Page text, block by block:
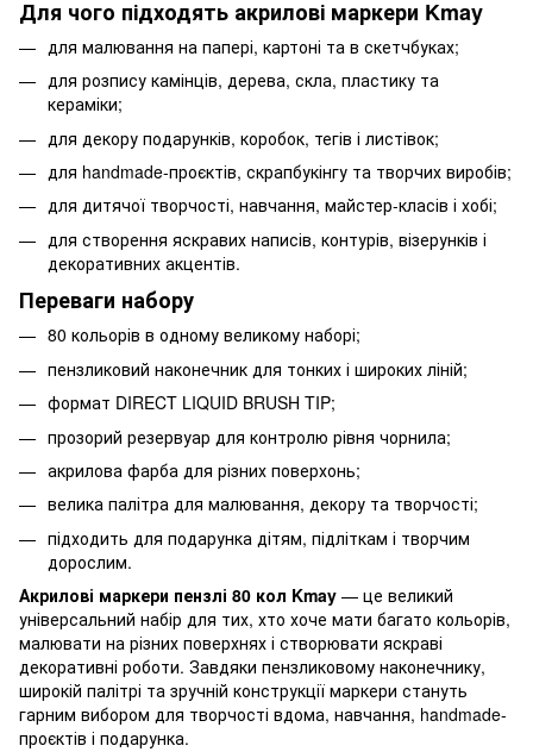
Для чого підходять акрилові маркери Kmay
для малювання на папері, картоні та в скетчбуках;
для розпису камінців, дерева, скла, пластику та
кераміки;
для декору подарунків, коробок, тегів і листівок;
для handmade-проєктів, скрапбукінгу та творчих виробів;
для дитячої творчості, навчання, майстер-класів і хобі;
для створення яскравих написів, контурів, візерунків і
декоративних акцентів.
Переваги набору
80 кольорів в одному великому наборі;
пензликовий наконечник для тонких і широких ліній;
формат DIRECT LIQUID BRUSH TIP;
прозорий резервуар для контролю рівня чорнила;
акрилова фарба для різних поверхонь;
велика палітра для малювання, декору та творчості;
підходить для подарунка дітям, підліткам і творчим
дорослим.
Акрилові маркери пензлі 80 кол Kmay — це великий
універсальний набір для тих, хто хоче мати багато кольорів,
малювати на різних поверхнях і створювати яскраві
декоративні роботи. Завдяки пензликовому наконечнику,
широкій палітрі та зручній конструкції маркери стануть
гарним вибором для творчості вдома, навчання, handmade-
проєктів і подарунка.